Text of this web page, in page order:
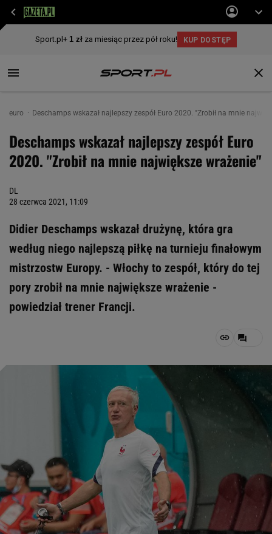
euro Deschamps wskazał najlepszy zespół Euro 2020. "Zrobił na mnie
Deschamps wskazał najlepszy zespół Euro
2020. "Zrobił na mnie największe wrażenie"
DL
28 czerwca 2021, 11:09
Didier Deschamps wskazał drużynę, która gra
według niego najlepszą piłkę na turnieju finałowym
mistrzostw Europy. - Włochy to zespół, który do tej
pory zrobił na mnie największe wrażenie -
powiedział trener Francji.